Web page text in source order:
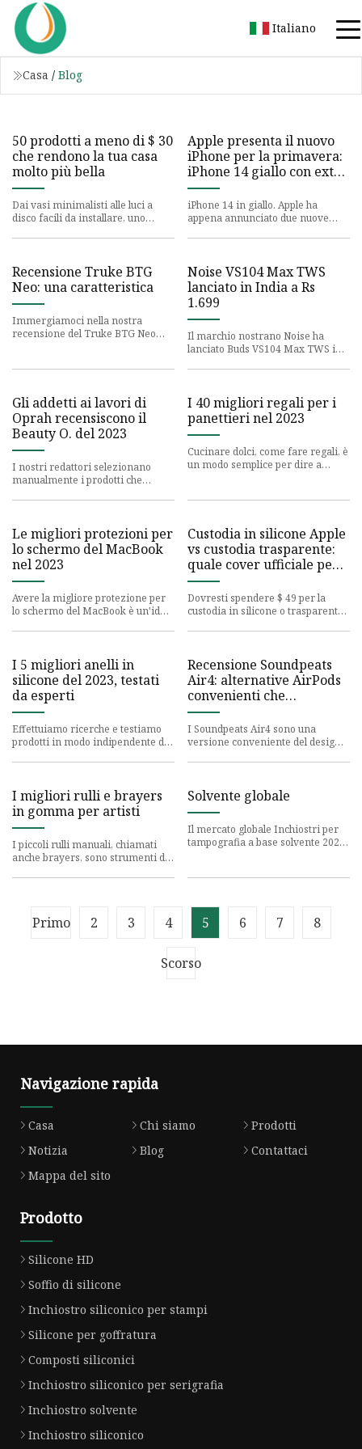
Italiano
Casa / Blog
50 prodotti a meno di $ 30
che rendono la tua casa
molto più bella
Dai vasi minimalisti alle luci a
disco facili da installare, uno
Apple presenta il nuovo
iPhone per la primavera:
iPhone 14 giallo con extra
a sorpresa
iPhone 14 in giallo. Apple ha
appena annunciato due nuove
Recensione Truke BTG
Neo: una caratteristica
Immergiamoci nella nostra
recensione del Truke BTG Neo
Noise VS104 Max TWS
lanciato in India a Rs
1.699
Il marchio nostrano Noise ha
lanciato Buds VS104 Max TWS in
Gli addetti ai lavori di
Oprah recensiscono il
Beauty O. del 2023
I nostri redattori selezionano
manualmente i prodotti che
I 40 migliori regali per i
panettieri nel 2023
Cucinare dolci, come fare regali, è
un modo semplice per dire a
Le migliori protezioni per
lo schermo del MacBook
nel 2023
Avere la migliore protezione per
lo schermo del MacBook è un'idea
Custodia in silicone Apple
vs custodia trasparente:
quale cover ufficiale per
iPhone è migliore?
Dovresti spendere $ 49 per la
custodia in silicone o trasparente?
I 5 migliori anelli in
silicone del 2023, testati
da esperti
Effettuiamo ricerche e testiamo
prodotti in modo indipendente da
Recensione Soundpeats
Air4: alternative AirPods
convenienti che
potrebbero essere
migliori
I Soundpeats Air4 sono una
versione conveniente del design
I migliori rulli e brayers
in gomma per artisti
I piccoli rulli manuali, chiamati
anche brayers, sono strumenti di
Solvente globale
Il mercato globale Inchiostri per
tampografia a base solvente 2023
Primo 2 3 4 5 6 7 8
Scorso
Navigazione rapida
Casa Chi siamo
Prodotti
Notizia
Blog
Contattaci
Mappa del sito
Prodotto
Silicone HD
Soffio di silicone
Inchiostro siliconico per stampi
Silicone per goffratura
Composti siliconici
Inchiostro siliconico per serigrafia
Inchiostro solvente
Inchiostro siliconico